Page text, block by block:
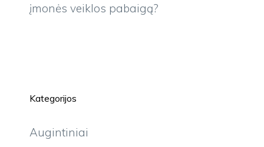
įmonės veiklos pabaigą?
Kategorijos
Augintiniai